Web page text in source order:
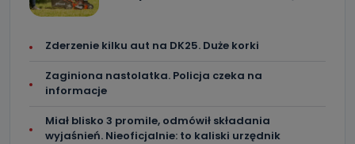
Zderzenie kilku aut na DK25. Duże korki
Zaginiona nastolatka. Policja czeka na
informacje
Miał blisko 3 promile, odmówił składania
wyjaśnień. Nieoficjalnie: to kaliski urzędnik